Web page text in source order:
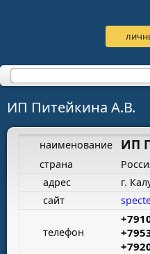
ИП Питейкина А.В.
наименование ИП
страна
адрес
г.
сайт
телефон